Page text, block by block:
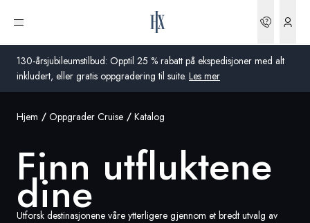
130-årsjubileumstilbud: Opptil 25 % rabatt på ekspedisjoner med alt
inkludert, eller gratis oppgradering til suite. Les mer
Åpne meny
Storbritannia
USA
Global
Hjem Oppgrader Cruise Katalog
Finn utfluktene
dine
Utforsk destinasjonene våre ytterligere gjennom et bredt utvalg av